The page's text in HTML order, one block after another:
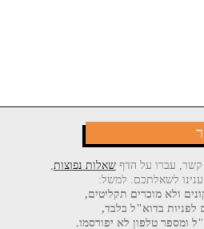
קשר, עברו על הדףשאלות נפוצות,
ענינו לשאלתכם. למשל:
ולא מוכרים תקליטים,
לפניות בדוא"ל בלבד,
ומספר טלפון לא יפורסמו.